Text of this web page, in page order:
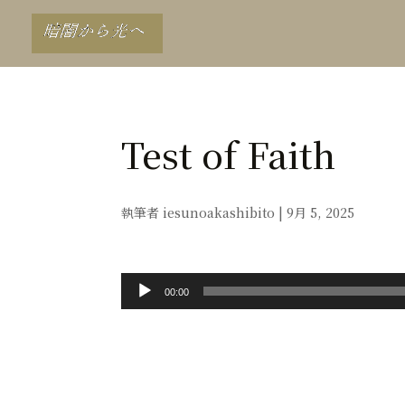
Test of Faith
執筆者 iesunoakashibito |9月 5, 2025
声
00:00